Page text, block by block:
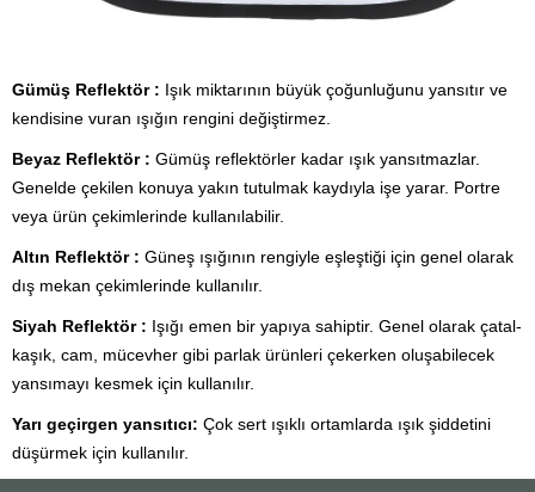
Gümüş Reflektör : Işık miktarının büyük çoğunluğunu yansıtır ve
kendisine vuran ışığın rengini değiştirmez.
Beyaz Reflektör : Gümüş reflektörler kadar ışık yansıtmazlar.
Genelde çekilen konuya yakın tutulmak kaydıyla işe yarar. Portre
veya ürün çekimlerinde kullanılabilir.
Altın Reflektör : Güneş ışığının rengiyle eşleştiği için genel olarak
dış mekan çekimlerinde kullanılır.
Siyah Reflektör : Işığı emen bir yapıya sahiptir. Genel olarak çatal-
kaşık, cam, mücevher gibi parlak ürünleri çekerken oluşabilecek
yansımayı kesmek için kullanılır.
Yarı geçirgen yansıtıcı: Çok sert ışıklı ortamlarda ışık şiddetini
düşürmek için kullanılır.